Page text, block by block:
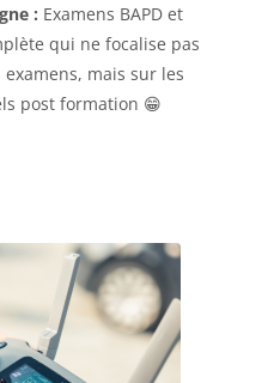
: Examens BAPD et
qui ne focalise pas
mais sur les
post formation 😁